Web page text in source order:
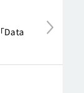
「Data